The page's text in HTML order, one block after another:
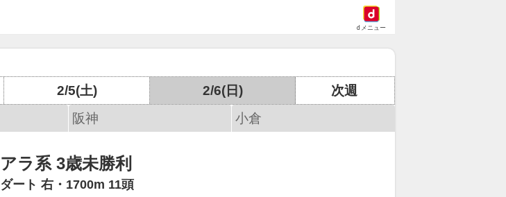
dメニュー
2/5(土) 2/6(日)
次週
阪神
小倉
アラ系 3歳未勝利
ダート 右・1700m 11頭